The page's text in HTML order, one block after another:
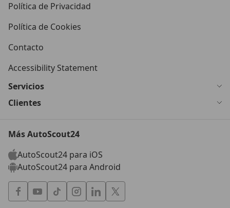
Política de Privacidad
Política de Cookies
Contacto
Accessibility Statement
Servicios
Clientes
Más AutoScout24
AutoScout24 para iOS
AutoScout24 para Android